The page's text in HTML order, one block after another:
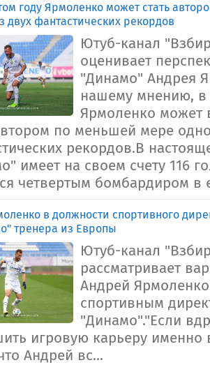
году Ярмоленко может стать
двух фантастических рекордов
Ютуб-канал
оценивает
"Динамо" Андрея
нашему мнению, в
Ярмоленко может
по меньшей мере
рекордов.В
имеет на своем счету 116
четвертым бомбардиром в
в должности спортивного
тренера из Европы
Ютуб-канал
рассматривает
Андрей Ярмоленко
спортивным
"Динамо"."Если
игровую карьеру именно
Андрей вс...